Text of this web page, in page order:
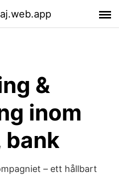
&
inom
bank
– ett hållbart